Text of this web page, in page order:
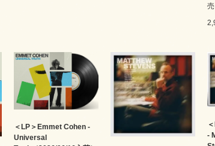
売
＜LP＞Emmet Cohen -
Universal
-